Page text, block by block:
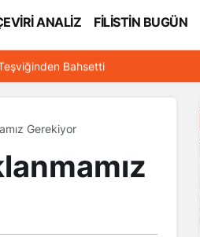
ANALİZ FİLİSTİN BUGÜN
Bahsetti
Gerekiyor